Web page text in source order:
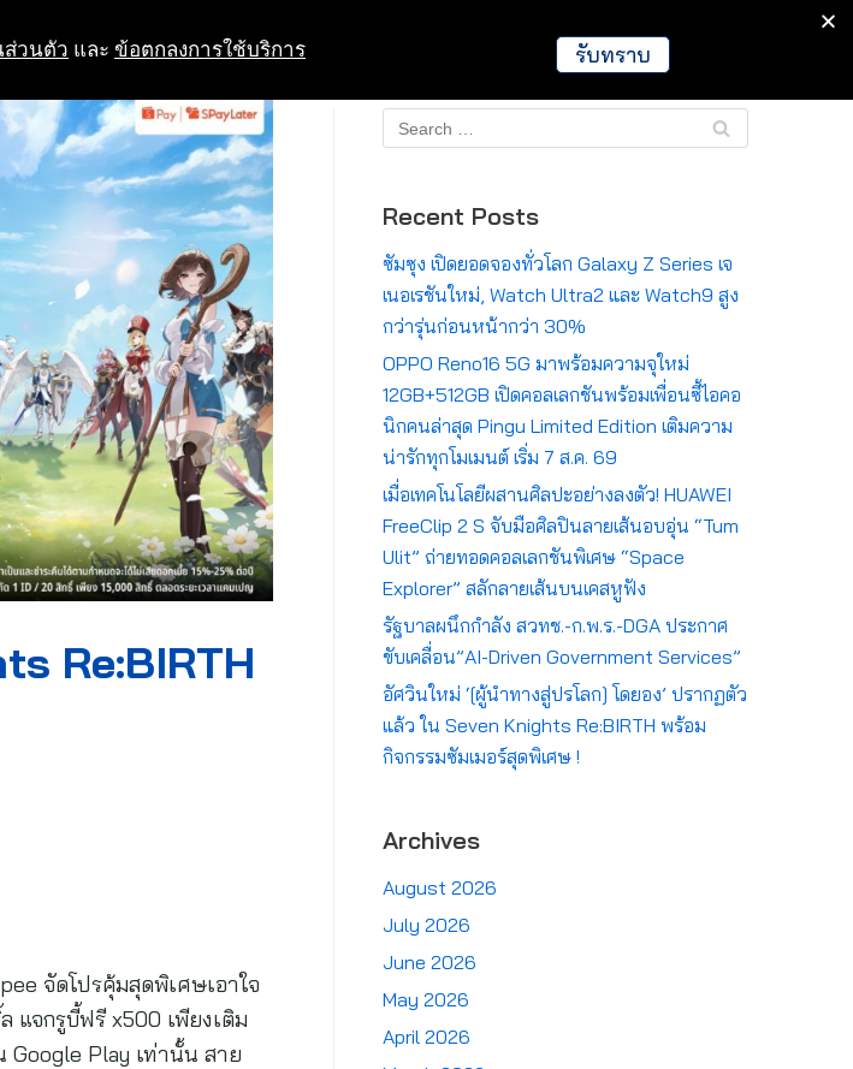
Crypto Global
Re:BIRTH
จัดโปรคุ้มสุดพิเศษเอาใจ
แจกรูบี้ฟรี x500 เพียงเติม
Google Play เท่านั้น สาย
Recent Posts
ซัมซุง เปิดยอดจองทั่วโลก Galaxy Z Series เจ
เนอเรชันใหม่, Watch Ultra2 และ Watch9 สูง
กว่ารุ่นก่อนหน้ากว่า 30%
OPPO Reno16 5G มาพร้อมความจุใหม่
12GB+512GB เปิดคอลเลกชันพร้อมเพื่อนซี้ไอคอ
นิกคนล่าสุด Pingu Limited Edition เติมความ
น่ารักทุกโมเมนต์ เริ่ม 7 ส.ค. 69
เมื่อเทคโนโลยีผสานศิลปะอย่างลงตัว! HUAWEI
FreeClip 2 S จับมือศิลปินลายเส้นอบอุ่น “Tum
Ulit” ถ่ายทอดคอลเลกชันพิเศษ “Space
Explorer” สลักลายเส้นบนเคสหูฟัง
รัฐบาลผนึกกำลัง สวทช.-ก.พ.ร.-DGA ประกาศ
ขับเคลื่อน”AI-Driven Government Services”
อัศวินใหม่ ‘[ผู้นำทางสู่ปรโลก] โดยอง’ ปรากฏตัว
แล้ว ใน Seven Knights Re:BIRTH พร้อม
กิจกรรมซัมเมอร์สุดพิเศษ !
Archives
August 2026
July 2026
June 2026
May 2026
April 2026
ส่วนตัว และ ข้อตกลงการใช้บริการ รับทราบ